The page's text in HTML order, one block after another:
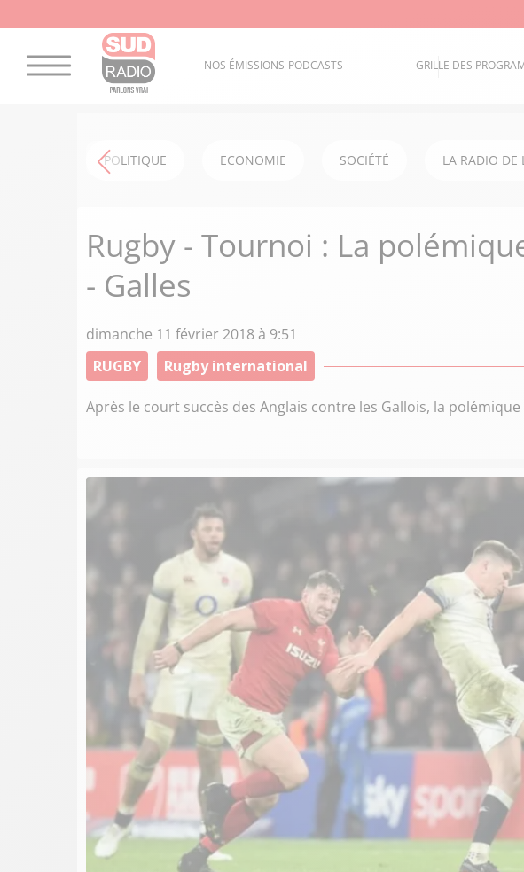
NOS ÉMISSIONS-PODCASTS GRILLE DES
POLITIQUE ECONOMIE SOCIÉTÉ LA RADIO DE
Rugby - Tournoi : La
- Galles
dimanche 11 février 2018 à 9:51
RUGBY
Rugby international
Après le court succès des Anglais contre les Gallois, la polémique